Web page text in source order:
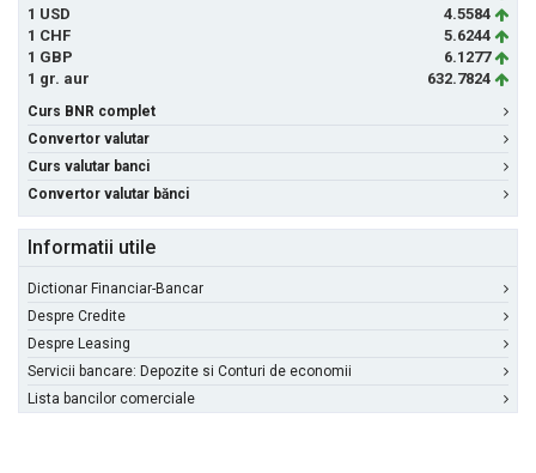
1 USD
4.5584
1 CHF
5.6244
1 GBP
6.1277
1 gr. aur
632.7824
Curs BNR complet
Convertor valutar
Curs valutar banci
Convertor valutar bănci
Informatii utile
Dictionar Financiar-Bancar
Despre Credite
Despre Leasing
Servicii bancare: Depozite si Conturi de economii
Lista bancilor comerciale